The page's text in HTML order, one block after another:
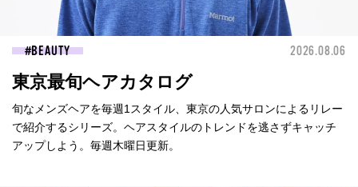
BEAUTY 2026.08.06
東京最旬ヘアカタログ
旬なメンズヘアを毎週1スタイル、東京の人気サロンによるリレー
で紹介するシリーズ。ヘアスタイルのトレンドを逃さずキャッチ
アップしよう。毎週木曜日更新。